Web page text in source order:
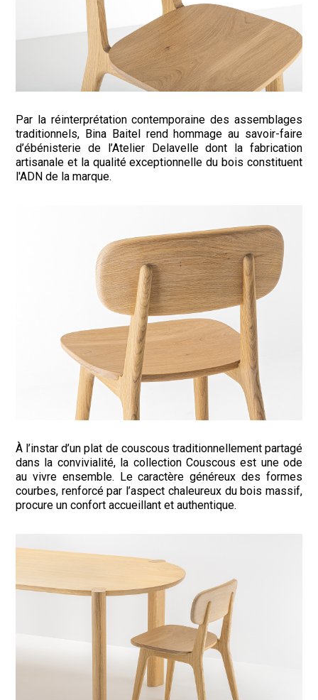
Par la réinterprétation contemporaine des assemblages
traditionnels, Bina Baitel rend hommage au savoir-faire
d’ébénisterie de l’Atelier Delavelle dont la fabrication
artisanale et la qualité exceptionnelle du bois constituent
l'ADN de la marque.
À l’instar d’un plat de couscous traditionnellement partagé
dans la convivialité, la collection Couscous est une ode
au vivre ensemble. Le caractère généreux des formes
courbes, renforcé par l’aspect chaleureux du bois massif,
procure un confort accueillant et authentique.